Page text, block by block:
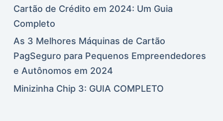
Cartão de Crédito em 2024: Um Guia
Completo
As 3 Melhores Máquinas de Cartão
PagSeguro para Pequenos Empreendedores
e Autônomos em 2024
Minizinha Chip 3: GUIA COMPLETO